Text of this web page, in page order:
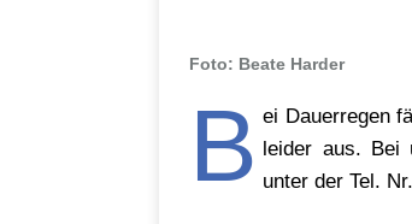
Foto: Beate Harder
B ei Dauerregen
leider aus. Bei
unter der Tel.